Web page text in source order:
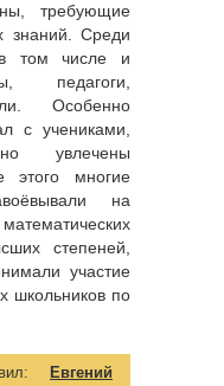
требующие
знаний. Среди
том числе и
педагоги,
Особенно
с учениками,
увлечены
этого многие
на
степеней,
участие
школьников по
Евгений